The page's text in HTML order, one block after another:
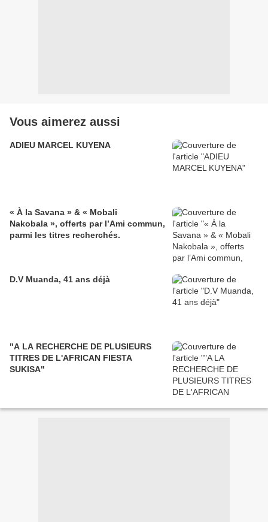
Vous aimerez aussi
ADIEU MARCEL KUYENA
« À la Savana » & « Mobali
Nakobala », offerts par l’Ami commun,
parmi les titres recherchés.
D.V Muanda, 41 ans déjà
"A LA RECHERCHE DE PLUSIEURS
TITRES DE L'AFRICAN FIESTA
SUKISA"